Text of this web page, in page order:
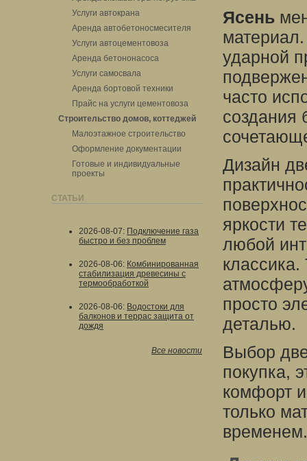
Услуги автокрана
Аренда автобетоносмесителя
Услуги автоцементовоза
Аренда бетононасоса
Услуги самосвала
Аренда бортовой техники
Прайс на услуги цементовоза
Строительство домов, коттеджей
Малоэтажное строительство
Оформление документации
Готовые и индивидуальные
проекты
СТАТЬИ
2026-08-07: Подключение газа
быстро и без проблем
2026-08-06: Комбинированная
стабилизация древесины с
термообработкой
2026-08-06: Водостоки для
балконов и террас защита от
дождя
Все новости
Ясень
ударной
часто
создания
Дизайн
яркости
любой
просто
деталью.
Выбор
покупка,
комфорт
только
временем.